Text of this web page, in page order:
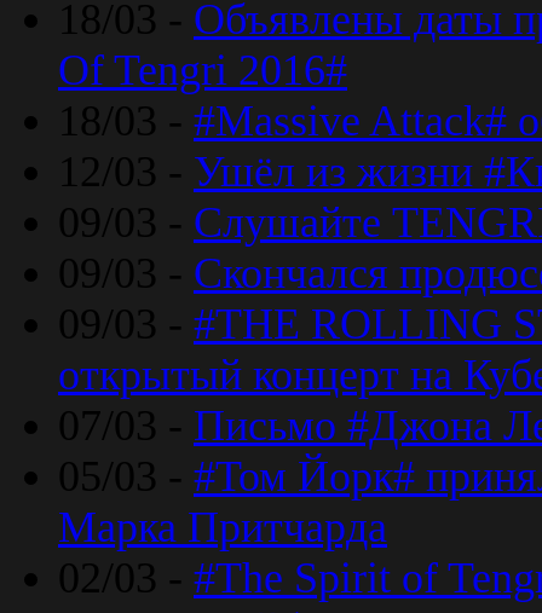
18/03 - Объявлены даты
Of Tengri 2016#
18/03 - #Massive Attack#
12/03 - Ушёл из жизни
09/03 - Слушайте
09/03 - Скончался
09/03 - #THE ROLLING
открытый концерт на
07/03 - Письмо #Джона
05/03 - #Том Йорк#
Марка Притчарда
02/03 - #The Spirit of